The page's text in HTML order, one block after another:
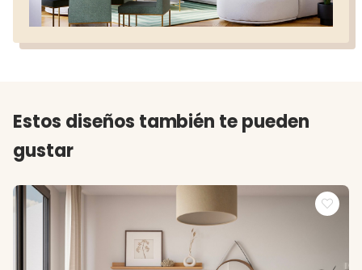
Estos diseños también te pueden
gustar